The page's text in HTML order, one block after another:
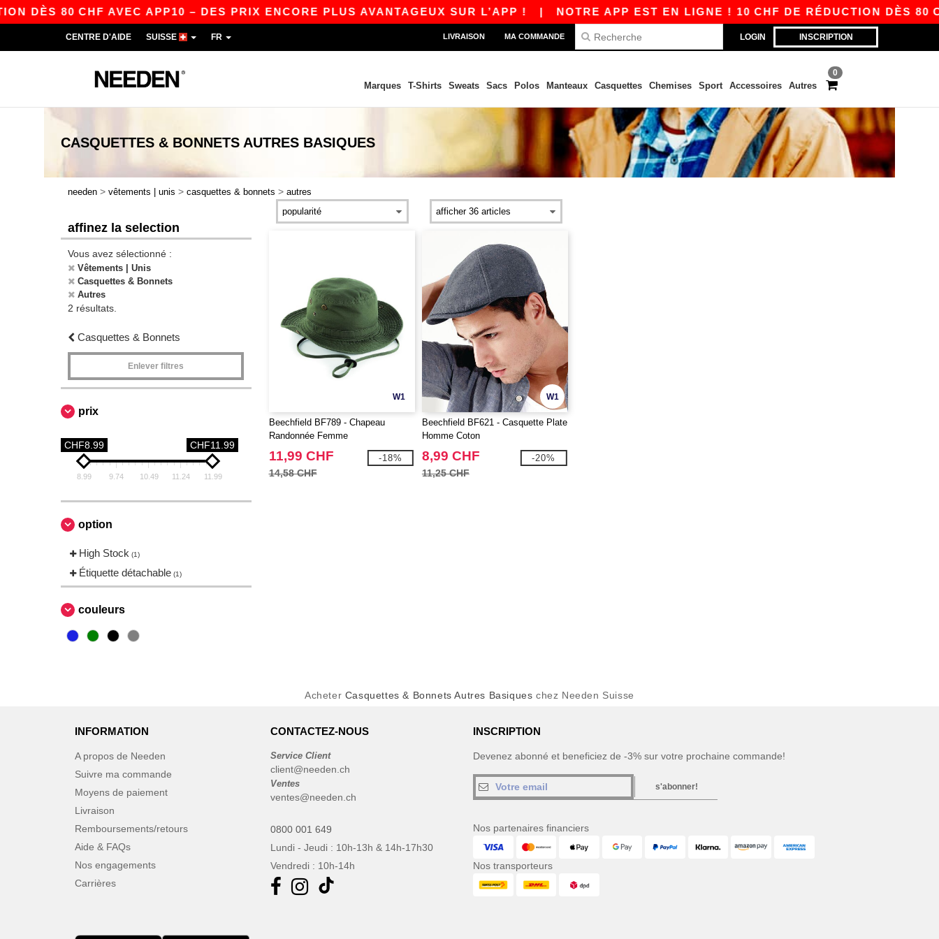
DÈS 80 CHF AVEC APP10 – DES PRIX ENCORE PLUS AVANTAGEUX SUR L’APP !| NOTRE APP EST EN LIGNE ! 10 CHF DE RÉDUCTION DÈS 80
LOGIN INSCRIPTION
CENTRE D'AIDE SUISSE FR LIVRAISON MA COMMANDE
0
Marques T-Shirts Sweats Sacs Polos Manteaux Casquettes Chemises Sport Accessoires Autres
CASQUETTES & BONNETS AUTRES BASIQUES
needen > vêtements | unis > casquettes & bonnets > autres
affinez la selection
Vous avez sélectionné :
Vêtements | Unis
Casquettes & Bonnets
Autres
2 résultats.
Casquettes & Bonnets
Enlever filtres
prix
CHF8.99 CHF11.99
8.99 9.74 10.49 11.24 11.99
option
High Stock (1)
Étiquette détachable (1)
couleurs
W1
Beechfield BF789 - Chapeau
Randonnée Femme
11,99 CHF
14,58 CHF
-18%
W1
Beechfield BF621 - Casquette Plate
Homme Coton
8,99 CHF
11,25 CHF
-20%
Acheter Casquettes & Bonnets Autres Basiques chez Needen Suisse
INFORMATION
A propos de Needen
Suivre ma commande
Moyens de paiement
Livraison
Remboursements/retours
Aide & FAQs
Nos engagements
Carrières
CONTACTEZ-NOUS
Service Client
client@needen.ch
Ventes
ventes@needen.ch
0800 001 649
Lundi - Jeudi : 10h-13h & 14h-17h30
Vendredi : 10h-14h
INSCRIPTION
Devenez abonné et beneficiez de -3% sur votre prochaine commande!
s'abonner!
Nos partenaires financiers
Nos transporteurs